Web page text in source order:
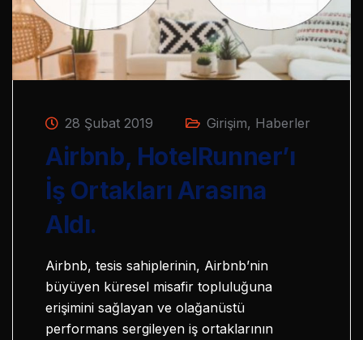
28 Şubat 2019 Girişim, Haberler
Airbnb, HotelRunner’ı
İş Ortakları Arasına
Aldı.
Airbnb, tesis sahiplerinin, Airbnb’nin
büyüyen küresel misafir topluluğuna
erişimini sağlayan ve olağanüstü
performans sergileyen iş ortaklarının